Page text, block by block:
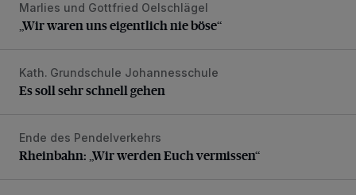
„Wir waren uns eigentlich nie böse“
Marlies und Gottfried Oelschlägel
„Wir waren uns eigentlich nie böse“
Es soll sehr schnell gehen
Kath. Grundschule Johannesschule
Es soll sehr schnell gehen
Rheinbahn: „Wir werden Euch vermissen“
Ende des Pendelverkehrs
Rheinbahn: „Wir werden Euch vermissen“